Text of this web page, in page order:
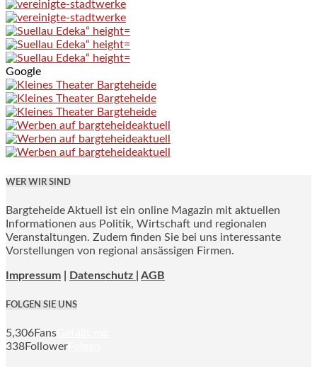
Google
WER WIR SIND
Bargteheide Aktuell ist ein online Magazin mit aktuellen
Informationen aus Politik, Wirtschaft und regionalen
Veranstaltungen. Zudem finden Sie bei uns interessante
Vorstellungen von regional ansässigen Firmen.
Impressum Datenschutz | AGB
FOLGEN SIE UNS
5,306Fans
338Follower